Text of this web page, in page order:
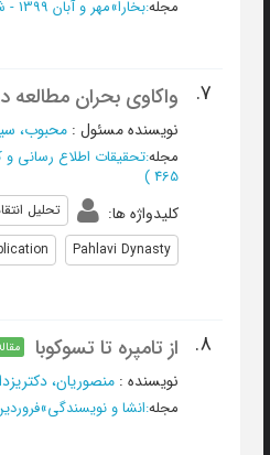
مجله:بخارا»مهر و آبان 1399 - شماره 139
7. واکاوی بحران مطالعه
نویسنده مسئول : محبوب،
مجله:تحقیقات اطلاع رسانی و
465
)
کلیدواژه ها: تحلیل
Pahlavi Dynasty
8. از تامپره تا تسوکوبا
نویسنده : منصوریان،
مجله:انشا و نویسندگی»فروردین 1399، سال دوازدهم -